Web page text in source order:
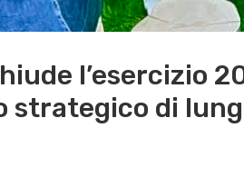
l’esercizio
strategico di